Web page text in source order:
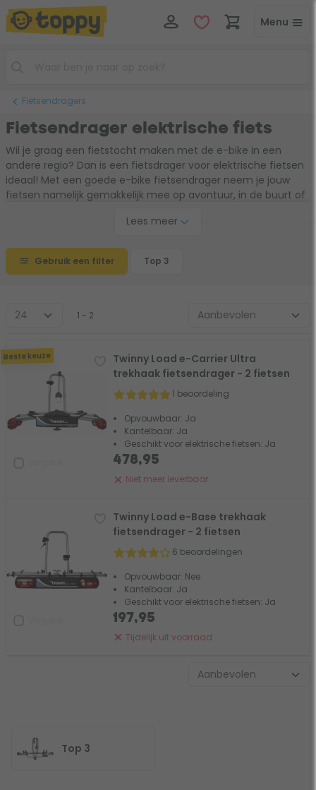
Menu
Fietsendragers
Fietsendrager elektrische fiets
Wil je graag een fietstocht maken met de e-bike in een
andere regio? Dan is een fietsdrager voor elektrische fietsen
ideaal! Met een goede e-bike fietsendrager neem je jouw
fietsen namelijk gemakkelijk mee op avontuur, in de buurt of
landschappen én kom je in beweging. Heb jij je volgende tripje
Lees meer
Gebruik een filter Top 3
1 - 2
Beste keuze
Twinny Load e-Carrier Ultra
trekhaak fietsendrager - 2 fietsen
1 beoordeling
Opvouwbaar: Ja
Kantelbaar: Ja
Geschikt voor elektrische fietsen: Ja
Niet meer leverbaar
478,95
Twinny Load e-Base trekhaak
fietsendrager - 2 fietsen
6 beoordelingen
Opvouwbaar: Nee
Kantelbaar: Ja
Geschikt voor elektrische fietsen: Ja
Tijdelijk uit voorraad
197,95
Top 3